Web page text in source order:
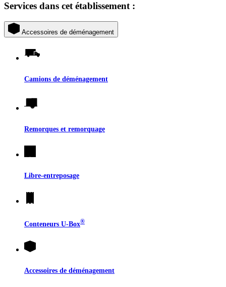
Services dans cet établissement :
Accessoires de déménagement
Camions de déménagement
Remorques et remorquage
Libre-entreposage
Conteneurs U-Box®
Accessoires de déménagement